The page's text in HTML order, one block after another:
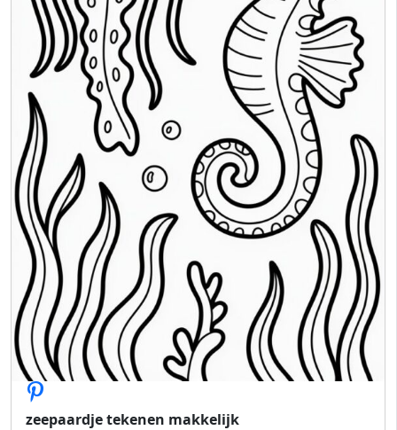
zeepaardje tekenen makkelijk